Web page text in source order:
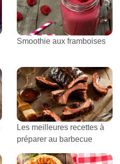
Smoothie aux framboises
Les meilleures recettes à
préparer au barbecue